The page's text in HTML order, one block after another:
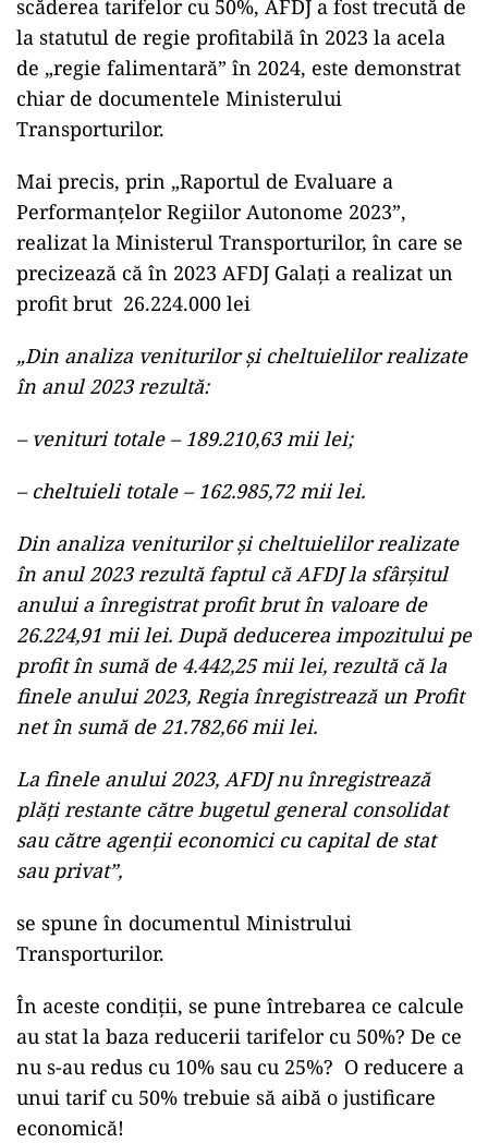
scăderea tarifelor cu 50%, AFDJ a fost trecută de
la statutul de regie profitabilă în 2023 la acela
de „regie falimentară” în 2024, este demonstrat
chiar de documentele Ministerului
Transporturilor.
Mai precis, prin „Raportul de Evaluare a
Performanțelor Regiilor Autonome 2023”,
realizat la Ministerul Transporturilor, în care se
precizează că în 2023 AFDJ Galați a realizat un
profit brut 26.224.000 lei
„Din analiza veniturilor şi cheltuielilor realizate
în anul 2023 rezultă:
– venituri totale – 189.210,63 mii lei;
– cheltuieli totale – 162.985,72 mii lei.
Din analiza veniturilor și cheltuielilor realizate
în anul 2023 rezultă faptul că AFDJ la sfârșitul
anului a înregistrat profit brut în valoare de
26.224,91 mii lei. După deducerea impozitului pe
profit în sumă de 4.442,25 mii lei, rezultă că la
finele anului 2023, Regia înregistrează un Profit
net în sumă de 21.782,66 mii lei.
La finele anului 2023, AFDJ nu înregistrează
plăți restante către bugetul general consolidat
sau către agenții economici cu capital de stat
sau privat”,
se spune în documentul Ministrului
Transporturilor.
În aceste condiții, se pune întrebarea ce calcule
au stat la baza reducerii tarifelor cu 50%? De ce
nu s-au redus cu 10% sau cu 25%? O reducere a
unui tarif cu 50% trebuie să aibă o justificare
economică!